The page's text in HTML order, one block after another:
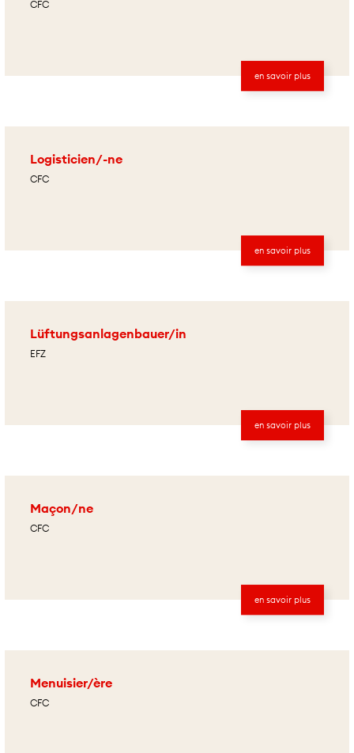
CFC
en savoir plus
Logisticien/-ne
CFC
en savoir plus
Lüftungsanlagenbauer/in
EFZ
en savoir plus
Maçon/ne
CFC
en savoir plus
Menuisier/ère
CFC